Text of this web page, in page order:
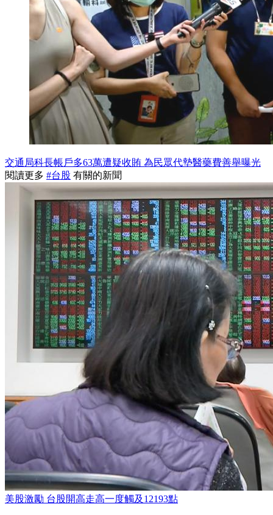
交通局科長帳戶多63萬遭疑收賄 為民眾代墊醫藥費善舉曝光
閱讀更多 #台股 有關的新聞
美股激勵 台股開高走高一度觸及12193點